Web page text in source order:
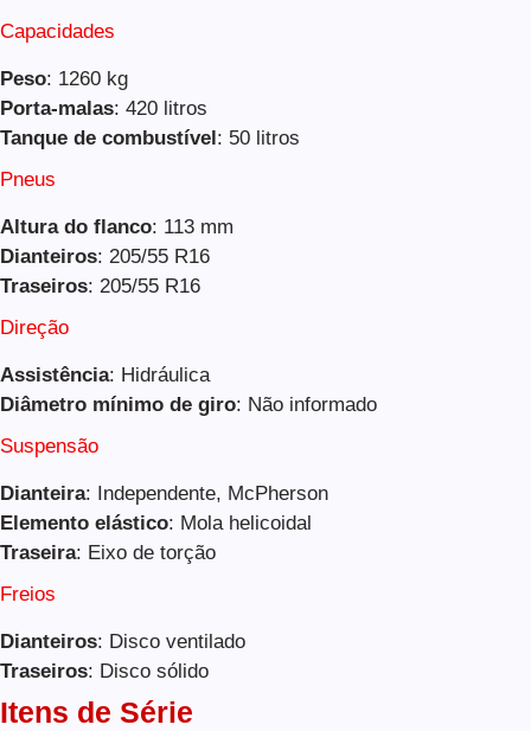
Capacidades
Peso: 1260 kg
Porta-malas: 420 litros
Tanque de combustível: 50 litros
Pneus
Altura do flanco: 113 mm
Dianteiros: 205/55 R16
Traseiros: 205/55 R16
Direção
Assistência: Hidráulica
Diâmetro mínimo de giro: Não informado
Suspensão
Dianteira: Independente, McPherson
Elemento elástico: Mola helicoidal
Traseira: Eixo de torção
Freios
Dianteiros: Disco ventilado
Traseiros: Disco sólido
Itens de Série